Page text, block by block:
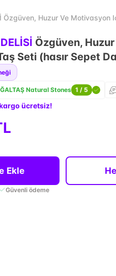
Özgüven, Huzur Ve Motivasyon
Özgüven,
Seti (hasır Sepet
Natural Stones 1 / 5
ücretsiz!
Ekle
Güvenli ödeme